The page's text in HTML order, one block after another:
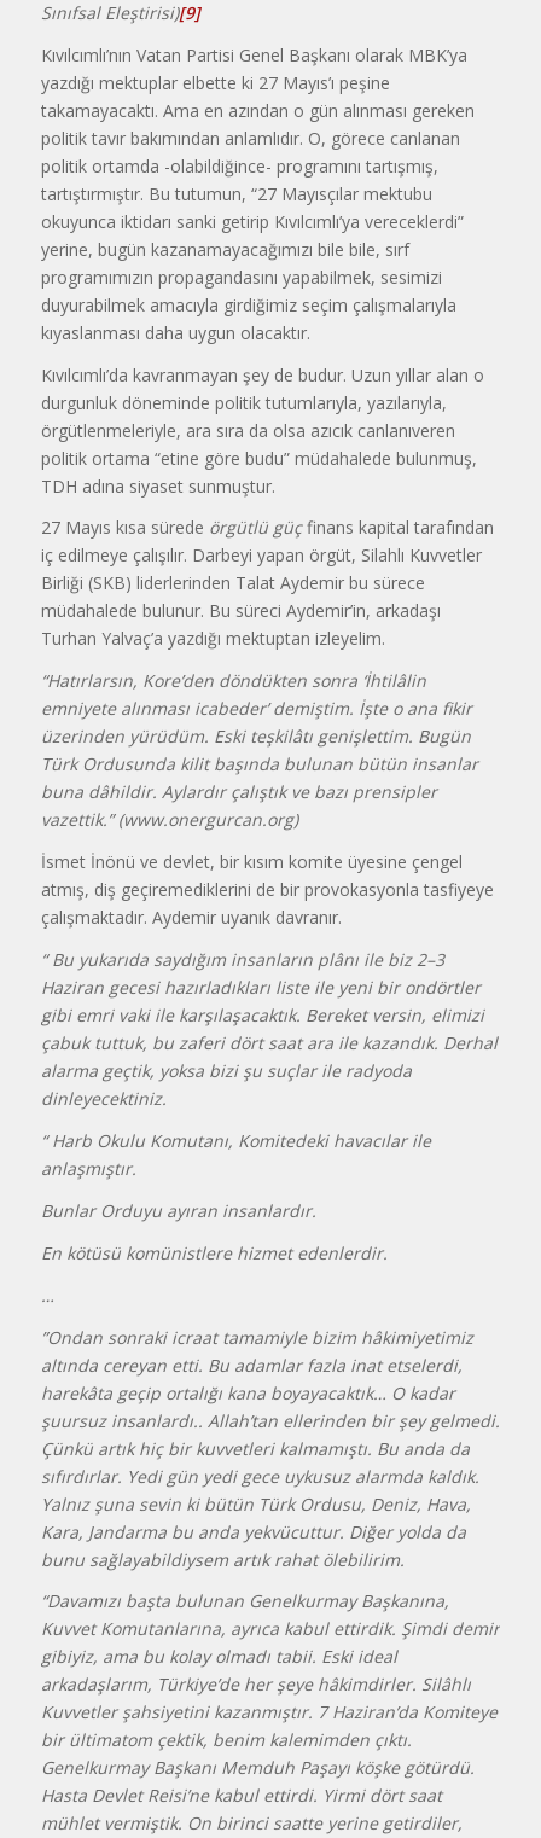
Sınıfsal Eleştirisi)[9]
Kıvılcımlı’nın Vatan Partisi Genel Başkanı olarak MBK’ya
yazdığı mektuplar elbette ki 27 Mayıs’ı peşine
takamayacaktı. Ama en azından o gün alınması gereken
politik tavır bakımından anlamlıdır. O, görece canlanan
politik ortamda -olabildiğince- programını tartışmış,
tartıştırmıştır. Bu tutumun, “27 Mayısçılar mektubu
okuyunca iktidarı sanki getirip Kıvılcımlı’ya vereceklerdi”
yerine, bugün kazanamayacağımızı bile bile, sırf
programımızın propagandasını yapabilmek, sesimizi
duyurabilmek amacıyla girdiğimiz seçim çalışmalarıyla
kıyaslanması daha uygun olacaktır.
Kıvılcımlı’da kavranmayan şey de budur. Uzun yıllar alan o
durgunluk döneminde politik tutumlarıyla, yazılarıyla,
örgütlenmeleriyle, ara sıra da olsa azıcık canlanıveren
politik ortama “etine göre budu” müdahalede bulunmuş,
TDH adına siyaset sunmuştur.
27 Mayıs kısa sürede örgütlü güçfinans kapital tarafından
iç edilmeye çalışılır. Darbeyi yapan örgüt, Silahlı Kuvvetler
Birliği (SKB) liderlerinden Talat Aydemir bu sürece
müdahalede bulunur. Bu süreci Aydemir’in, arkadaşı
Turhan Yalvaç’a yazdığı mektuptan izleyelim.
“Hatırlarsın, Kore’den döndükten sonra ‘İhtilâlin
emniyete alınması icabeder’ demiştim. İşte o ana fikir
üzerinden yürüdüm. Eski teşkilâtı genişlettim. Bugün
Türk Ordusunda kilit başında bulunan bütün insanlar
buna dâhildir. Aylardır çalıştık ve bazı prensipler
vazettik.” (www.onergurcan.org)
İsmet İnönü ve devlet, bir kısım komite üyesine çengel
atmış, diş geçiremediklerini de bir provokasyonla tasfiyeye
çalışmaktadır. Aydemir uyanık davranır.
“ Bu yukarıda saydığım insanların plânı ile biz 2–3
Haziran gecesi hazırladıkları liste ile yeni bir ondörtler
gibi emri vaki ile karşılaşacaktık. Bereket versin, elimizi
çabuk tuttuk, bu zaferi dört saat ara ile kazandık. Derhal
alarma geçtik, yoksa bizi şu suçlar ile radyoda
dinleyecektiniz.
“ Harb Okulu Komutanı, Komitedeki havacılar ile
anlaşmıştır.
Bunlar Orduyu ayıran insanlardır.
En kötüsü komünistlere hizmet edenlerdir.
…
”Ondan sonraki icraat tamamiyle bizim hâkimiyetimiz
altında cereyan etti. Bu adamlar fazla inat etselerdi,
harekâta geçip ortalığı kana boyayacaktık… O kadar
şuursuz insanlardı.. Allah’tan ellerinden bir şey gelmedi.
Çünkü artık hiç bir kuvvetleri kalmamıştı. Bu anda da
sıfırdırlar. Yedi gün yedi gece uykusuz alarmda kaldık.
Yalnız şuna sevin ki bütün Türk Ordusu, Deniz, Hava,
Kara, Jandarma bu anda yekvücuttur. Diğer yolda da
bunu sağlayabildiysem artık rahat ölebilirim.
“Davamızı başta bulunan Genelkurmay Başkanına,
Kuvvet Komutanlarına, ayrıca kabul ettirdik. Şimdi demir
gibiyiz, ama bu kolay olmadı tabii. Eski ideal
arkadaşlarım, Türkiye’de her şeye hâkimdirler. Silâhlı
Kuvvetler şahsiyetini kazanmıştır. 7 Haziran’da Komiteye
bir ültimatom çektik, benim kalemimden çıktı.
Genelkurmay Başkanı Memduh Paşayı köşke götürdü.
Hasta Devlet Reisi’ne kabul ettirdi. Yirmi dört saat
mühlet vermiştik. On birinci saatte yerine getirdiler,